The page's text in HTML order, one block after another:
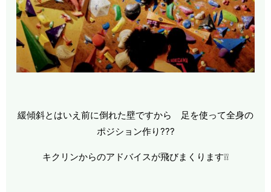
緩傾斜とはいえ前に倒れた壁ですから 足を使って全身の
ポジション作り???
キクリンからのアドバイスが飛びまくります❕❕